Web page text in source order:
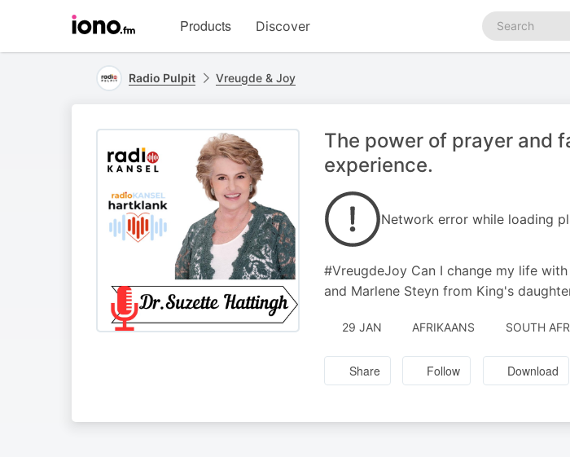
homepage
Products Discover
Search
podcasts
Radio Pulpit Vreugde & Joy
The power of prayer and
experience.
Network error while loading
#VreugdeJoy Can I change my life
and Marlene Steyn from King's
29 JAN AFRIKAANS SOUTH
Share Follow Download